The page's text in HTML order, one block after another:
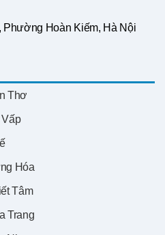
Hoàn Kiếm, Hà Nội
Thơ
Vấp
Hóa
Tâm
Trang